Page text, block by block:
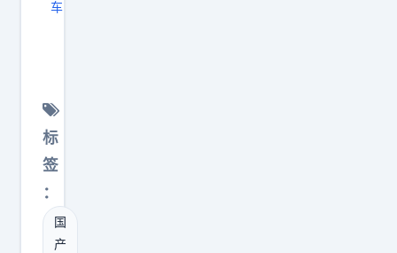
因
发
现
作
假
，
相
车
报
图
出
了
，
标
签
：
国
产